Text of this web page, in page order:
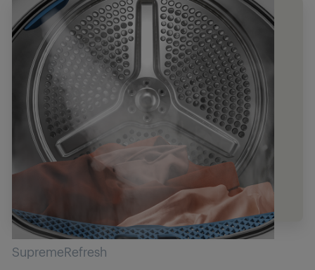
SupremeRefresh